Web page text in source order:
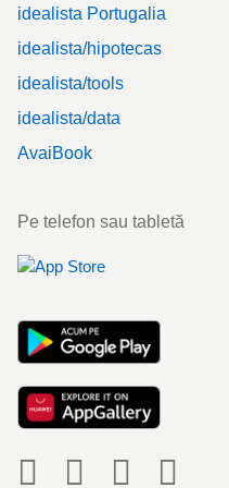
idealista Portugalia
idealista/hipotecas
idealista/tools
idealista/data
AvaiBook
Pe telefon sau tabletă